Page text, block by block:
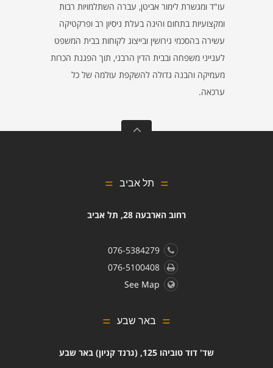
עו"ד ומגשרת לימור אביטן, עברה השתלמויות רבות
ומקצועיות בתחום והינה בעלת ניסיון רב ופרקטיקה
עשירה בהסכמי גירושין ובייצוג לקוחות בבית המשפט
לענייני משפחה ובבית הדין הרבני, תוך הפגנת הכרות
מעמיקה והבנה גדולה להשקפת עולמה של כל
ערכאה.
תל אביב
רחוב הארבעה 28, תל אביב
076-5384279
076-5100408
See Map
באר שבע
שד' דוד טוביהו 125, (גרנד קניון) באר שבע